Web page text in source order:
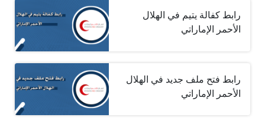
رابط كفالة يتيم في الهلال
الأحمر الإماراتي
رابط فتح ملف جديد في الهلال
الأحمر الإماراتي